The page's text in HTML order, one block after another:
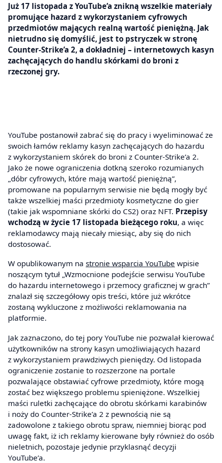
Już 17 listopada z YouTube’a znikną wszelkie materiały
promujące hazard z wykorzystaniem cyfrowych
przedmiotów mających realną wartość pieniężną. Jak
nietrudno się domyślić, jest to pstryczek w stronę
Counter-Strike’a 2, a dokładniej – internetowych kasyn
zachęcających do handlu skórkami do broni z
rzeczonej gry.
YouTube postanowił zabrać się do pracy i wyeliminować ze
swoich łamów reklamy kasyn zachęcających do hazardu
z wykorzystaniem skórek do broni z Counter-Strike’a 2.
Jako że nowe ograniczenia dotkną szeroko rozumianych
„dóbr cyfrowych, które mają wartość pieniężną”,
promowane na popularnym serwisie nie będą mogły być
także wszelkiej maści przedmioty kosmetyczne do gier
(takie jak wspomniane skórki do CS2) oraz NFT. Przepisy
wchodzą w życie 17 listopada bieżącego roku, a więc
reklamodawcy mają niecały miesiąc, aby się do nich
dostosować.
W opublikowanym na stronie wsparcia YouTube wpisie
noszącym tytuł „Wzmocnione podejście serwisu YouTube
do hazardu internetowego i przemocy graficznej w grach”
znalazł się szczegółowy opis treści, które już wkrótce
zostaną wykluczone z możliwości reklamowania na
platformie.
Jak zaznaczono, do tej pory YouTube nie pozwalał kierować
użytkowników na strony kasyn umożliwiających hazard
z wykorzystaniem prawdziwych pieniędzy. Od listopada
ograniczenie zostanie to rozszerzone na portale
pozwalające obstawiać cyfrowe przedmioty, które mogą
zostać bez większego problemu spieniężone. Wszelkiej
maści ruletki zachęcające do obrotu skórkami karabinów
i noży do Counter-Strike’a 2 z pewnością nie są
zadowolone z takiego obrotu spraw, niemniej biorąc pod
uwagę fakt, iż ich reklamy kierowane były również do osób
nieletnich, pozostaje jedynie przyklasnąć decyzji
YouTube’a.